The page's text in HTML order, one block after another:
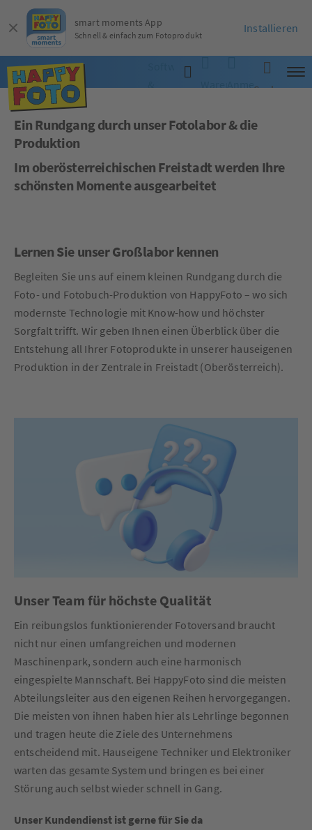
Software
WarenkorbAnmelden
Suche
Ein Rundgang durch unser Fotolabor & die
Produktion
Im oberösterreichischen Freistadt werden Ihre
schönsten Momente ausgearbeitet
Lernen Sie unser Großlabor kennen
Begleiten Sie uns auf einem kleinen Rundgang durch die
Foto- und Fotobuch-Produktion von HappyFoto – wo sich
modernste Technologie mit Know-how und höchster
Sorgfalt trifft. Wir geben Ihnen einen Überblick über die
Entstehung all Ihrer Fotoprodukte in unserer hauseigenen
Produktion in der Zentrale in Freistadt (Oberösterreich).
Unser Team für höchste Qualität
Ein reibungslos funktionierender Fotoversand braucht
nicht nur einen umfangreichen und modernen
Maschinenpark, sondern auch eine harmonisch
eingespielte Mannschaft. Bei HappyFoto sind die meisten
Abteilungsleiter aus den eigenen Reihen hervorgegangen.
Die meisten von ihnen haben hier als Lehrlinge begonnen
und tragen heute die Ziele des Unternehmens
entscheidend mit. Hauseigene Techniker und Elektroniker
warten das gesamte System und bringen es bei einer
Störung auch selbst wieder schnell in Gang.
Unser Kundendienst ist gerne für Sie da
smart moments App
Schnell & einfach zum Fotoprodukt
Installieren